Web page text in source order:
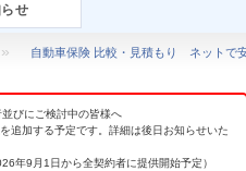
せ
自動車保険 比較・見積もり ネットで
びにご検討中の皆様へ
追加する予定です。詳細は後日お知らせいた
年9月1日から全契約者に提供開始予定）